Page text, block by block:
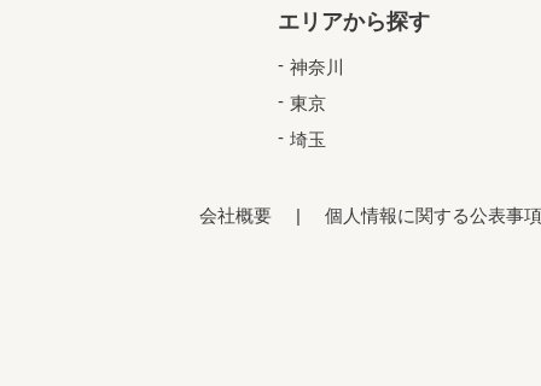
エリアから探す
神奈川
東京
埼玉
会社概要 個人情報に関する公表事項